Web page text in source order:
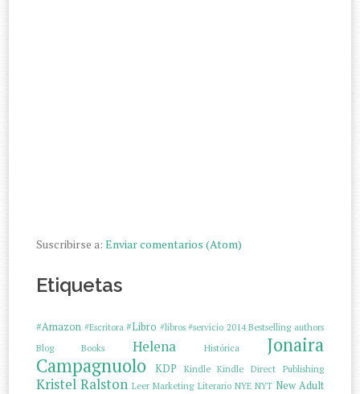
Suscribirse a:Enviar comentarios (Atom)
Etiquetas
#Amazon #Escritora #Libro #libros #servicio 2014 Bestselling authors
Blog
Books Helena Histórica
Jonaira
Campagnuolo
KDP Kindle Kindle Direct Publishing
Kristel Ralston Leer Marketing Literario NYE NYT New Adult